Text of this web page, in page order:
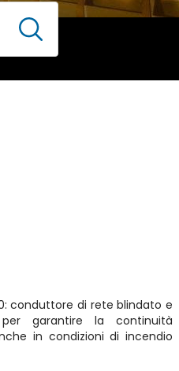
conduttore di rete blindato e
garantire la continuità
in condizioni di incendio